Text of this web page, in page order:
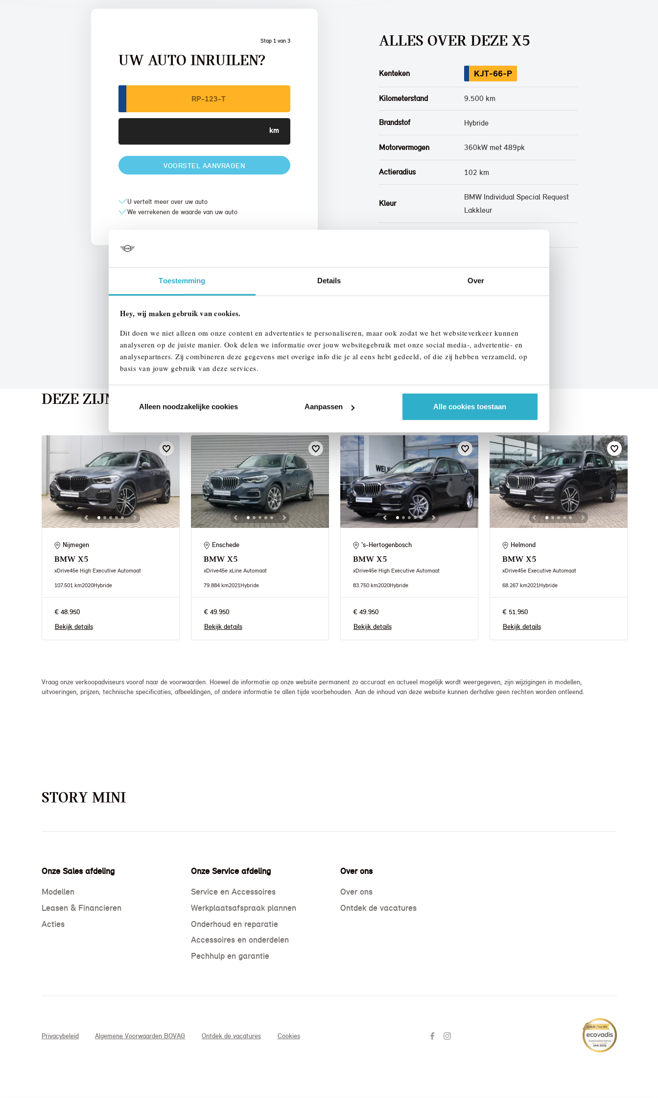
Toestemming Details Over
Hey, wij maken gebruik van cookies.
Dit doen we niet alleen om onze content en advertenties te personaliseren, maar ook zodat we het websiteverkeer kunnen
analyseren op de juiste manier. Ook delen we informatie over jouw websitegebruik met onze social media-, advertentie- en
analysepartners. Zij combineren deze gegevens met overige info die je al eens hebt gedeeld, of die zij hebben verzameld, op
basis van jouw gebruik van deze services.
Alleen noodzakelijke cookies Aanpassen Alle cookies toestaan
Stap 1 van 3
UW AUTO INRUILEN?
VOORSTEL AANVRAGEN
U vertelt meer over uw auto
We verrekenen de waarde van uw auto
ALLES OVER DEZE X5
Kenteken KJT-66-P
Kilometerstand 9.500 km
Brandstof Hybride
Motorvermogen 360kW met 489pk
Actieradius 102 km
Kleur
BMW Individual Special Request
Lakkleur
ALLE OPTIES EN SPECIFICATIES
DEZE ZIJN VERGELIJKBAAR
Nijmegen
BMW X5
xDrive45e High Executive Automaat
107.501 km2020Hybride
€ 48.950
Bekijk details
Enschede
BMW X5
xDrive45e xLine Automaat
79.884 km2021Hybride
€ 49.950
Bekijk details
's-Hertogenbosch
BMW X5
xDrive45e High Executive Automaat
83.750 km2020Hybride
€ 49.950
Bekijk details
Helmond
BMW X5
xDrive45e Executive Automaat
68.267 km2021Hybride
€ 51.950
Bekijk details
Vraag onze verkoopadviseurs vooraf naar de voorwaarden. Hoewel de informatie op onze website permanent zo accuraat en actueel mogelijk wordt weergegeven, zijn wijzigingen in modellen,
uitvoeringen, prijzen, technische specificaties, afbeeldingen, of andere informatie te allen tijde voorbehouden. Aan de inhoud van deze website kunnen derhalve geen rechten worden ontleend.
STORY MINI
Onze Sales afdeling
Modellen
Leasen & Financieren
Acties
Onze Service afdeling
Service en Accessoires
Werkplaatsafspraak plannen
Onderhoud en reparatie
Accessoires en onderdelen
Pechhulp en garantie
Over ons
Over ons
Ontdek de vacatures
Privacybeleid Algemene Voorwaarden BOVAG Ontdek de vacatures Cookies